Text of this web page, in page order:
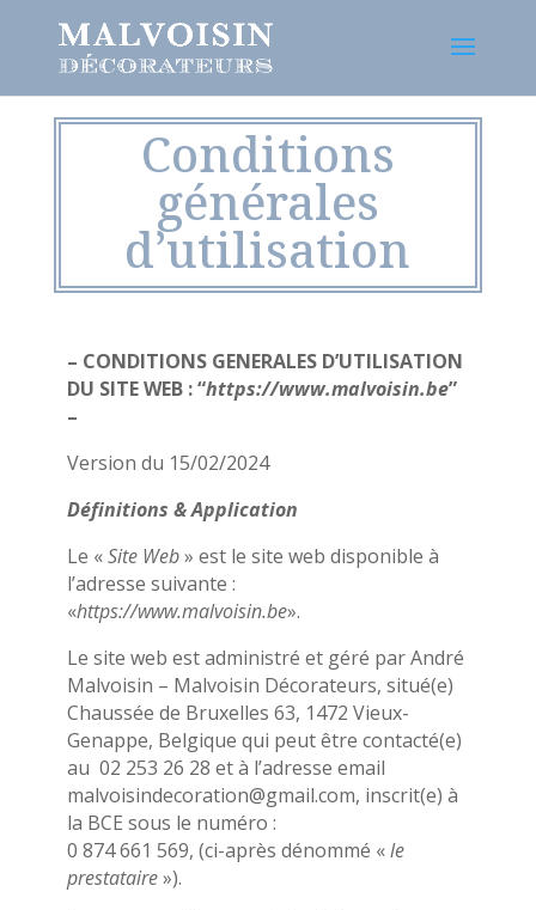
Conditions
générales
d’utilisation
– CONDITIONS GENERALES D’UTILISATION
DU SITE WEB : “https://www.malvoisin.be”
–
Version du 15/02/2024
Définitions & Application
Le «Site Web» est le site web disponible à
l’adresse suivante :
«https://www.malvoisin.be».
Le site web est administré et géré par André
Malvoisin – Malvoisin Décorateurs, situé(e)
Chaussée de Bruxelles 63, 1472 Vieux-
Genappe, Belgique qui peut être contacté(e)
au 02 253 26 28 et à l’adresse email
malvoisindecoration@gmail.com, inscrit(e) à
la BCE sous le numéro :
0 874 661 569, (ci-après dénommé «le
prestataire»).